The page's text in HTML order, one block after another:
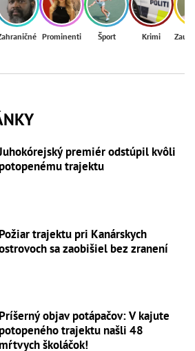
Prominenti Šport Krimi
premiér odstúpil kvôli
potopenému trajektu
Požiar trajektu pri Kanárskych
sa zaobišiel bez zranení
Príšerný objav potápačov: V kajute
potopeného trajektu našli 48
mŕtvych školáčok!